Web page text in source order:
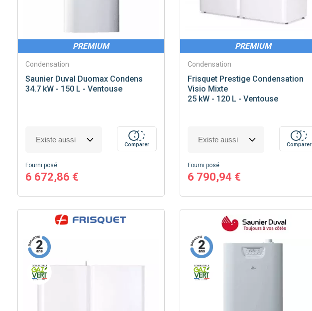
PREMIUM
Condensation
Saunier Duval Duomax Condens
34.7 kW - 150 L - Ventouse
Comparer
Fourni posé
6 672,86 €
PREMIUM
Condensation
FrisquetPrestige Condensation
Visio Mixte
25 kW - 120 L - Ventouse
Comparer
Fourni posé
6 790,94 €